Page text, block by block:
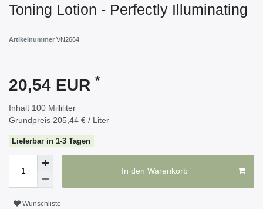
Toning Lotion - Perfectly Illuminating
Artikelnummer VN2664
20,54 EUR *
Inhalt 100 Milliliter
Grundpreis 205,44 € / Liter
Lieferbar in 1-3 Tagen
In den Warenkorb
Wunschliste